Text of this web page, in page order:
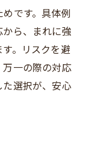
です。具体例
ら、まれに強
。リスクを避
一の際の対応
選択が、安心